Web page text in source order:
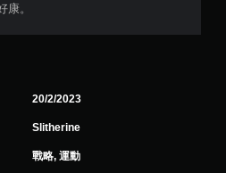
康。
20/2/2023
Slitherine
戰略, 運動